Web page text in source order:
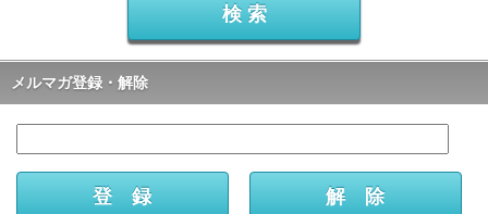
メルマガ登録・解除